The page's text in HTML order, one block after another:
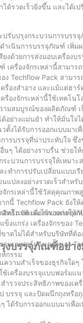
ด้รวดเร็วยิ่งขึ้น และได้เ
รับปรุงกระบวนการบรร
ำเนินการบรรจุภัณฑ์ เพิ่
ด้วยการส่งมอบเครื่องบ
ครื่องจักรเหล่านี้สามาร
ง Techflow Pack สามา
รื่องสำอาง และแม้แต่ฮาร์
องจักรเหล่านี้ใช้เทคโนโ
ามสมบูรณ์ของผลิตภัณฑ์
อย่างแม่นยำ ทำให้มั่นใ
ได้รับการออกแบบมาเพื่
ารบรรจุที่น่าประทับใจ ซึ่
ๆ ได้อย่างราบรื่น ช่วยใ
บวนการบรรจุให้เหมาะ
ทำการปรับเปลี่ยนแบบเรี
แปลงอย่างรวดเร็วสำห
จักรเหล่านี้ใช้วัสดุคุณภาพ
กนี้ Techflow Pack ยังใ
โนมัติ เพื่อลดเวลาหยุด
ธิภาพและไร้รอยต่อให้กั
แกร่ง เครื่องจักรของ
ดไม่ได้สำหรับบริษัทที่ต้อ
แบบฟอร์มแนวตั้งของ
กรรม
งบรรจุภัณฑ์อย่า
ามสำเร็จของธุรกิจใดๆ
ครื่องบรรจุแบบฟอร์มแน
รวจประสิทธิภาพของเค
รรจุ และปิดผนึกถุงหรือถุ
ได้รับการออกแบบมาเพื่อ